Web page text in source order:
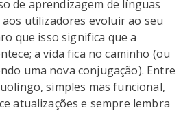
de aprendizagem de línguas
utilizadores evoluir ao seu
que isso significa que a
a vida fica no caminho (ou
uma nova conjugação). Entre
simples mas funcional,
atualizações e sempre lembra